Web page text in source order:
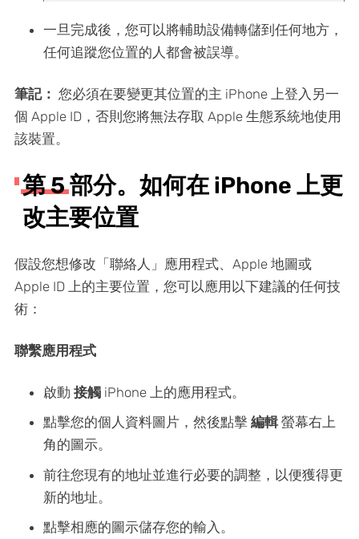
一旦完成後，您可以將輔助設備轉儲到任何地方，
任何追蹤您位置的人都會被誤導。
筆記： 您必須在要變更其位置的主 iPhone 上登入另一
個 Apple ID，否則您將無法存取 Apple 生態系統地使用
該裝置。
第 5 部分。如何在 iPhone 上更
改主要位置
假設您想修改「聯絡人」應用程式、Apple 地圖或
Apple ID 上的主要位置，您可以應用以下建議的任何技
術：
聯繫應用程式
啟動 接觸iPhone 上的應用程式。
點擊您的個人資料圖片，然後點擊 編輯 螢幕右上
角的圖示。
前往您現有的地址並進行必要的調整，以便獲得更
新的地址。
點擊相應的圖示儲存您的輸入。